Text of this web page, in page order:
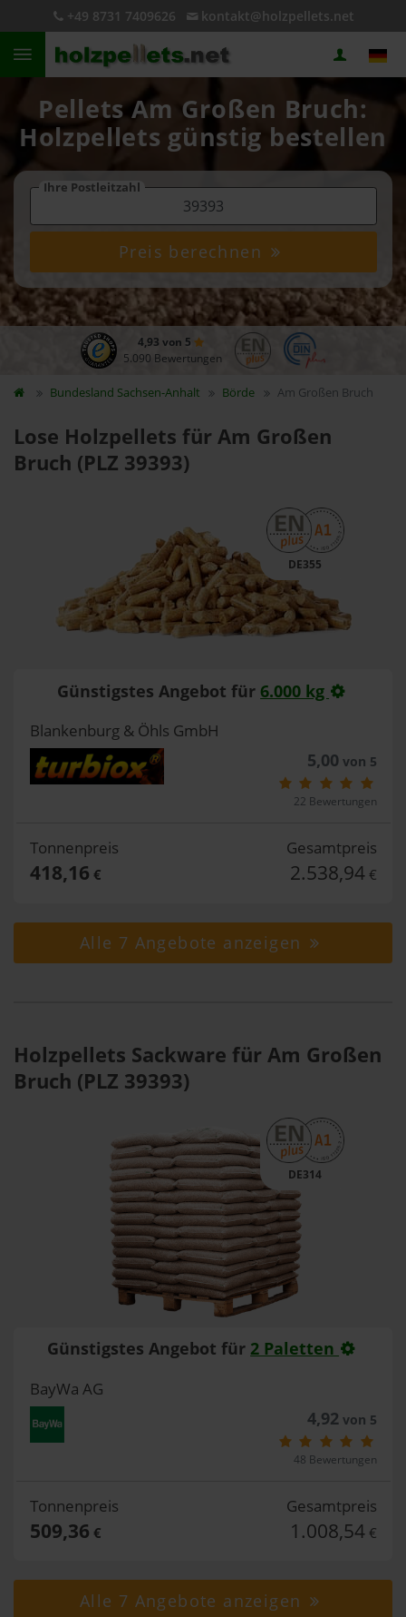
+49 8731 7409626 kontakt@holzpellets.net
Pellets Am Großen Bruch:
Holzpellets günstig bestellen
Ihre Postleitzahl
Preis berechnen
4,93 von 5
5.090 Bewertungen
Bundesland Sachsen-Anhalt Börde Am Großen Bruch
Lose Holzpellets für Am Großen
Bruch (PLZ 39393)
DE355
Günstigstes Angebot für 6.000 kg
Blankenburg & Öhls GmbH
5,00 von 5
22 Bewertungen
Tonnenpreis
418,16 €
Gesamtpreis
2.538,94 €
Alle 7 Angebote anzeigen
Holzpellets Sackware für Am Großen
Bruch (PLZ 39393)
DE314
Günstigstes Angebot für 2 Paletten
BayWa AG
4,92von 5
48 Bewertungen
Tonnenpreis
509,36 €
Gesamtpreis
1.008,54 €
Alle 7 Angebote anzeigen